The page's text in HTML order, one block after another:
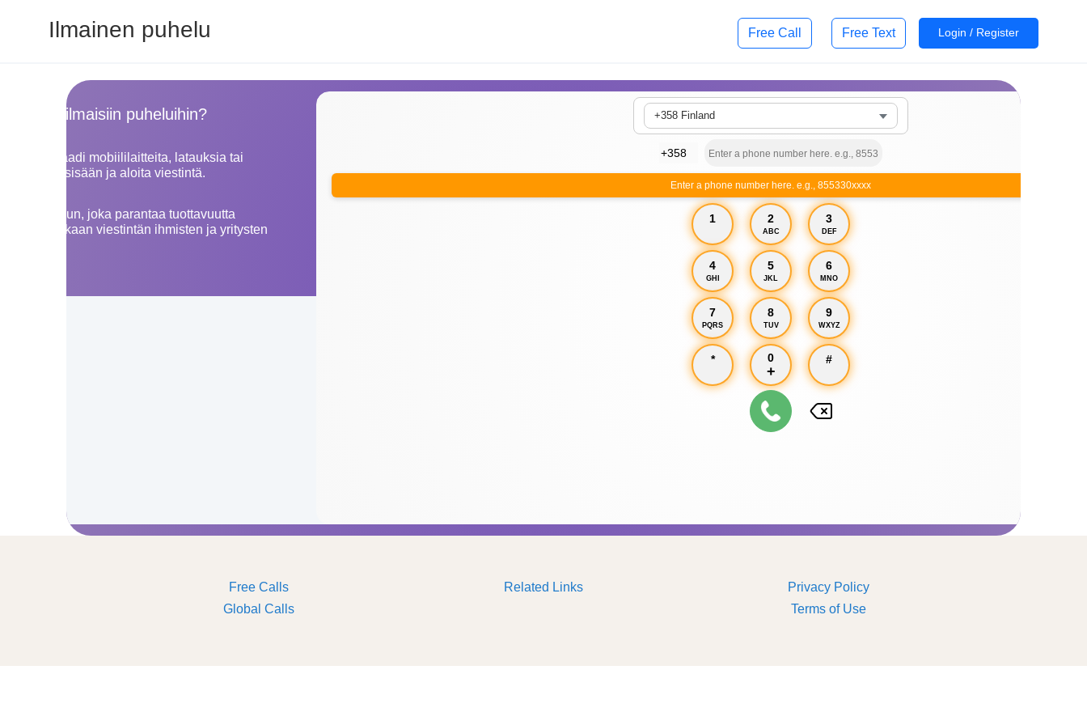
Ilmainen puhelu Free Call Free Text Login / Register
ilmaisiin puheluihin?
ei vaadi mobiililaitteita, latauksia tai
suoraan sisään ja aloita viestintä.
joka parantaa tuottavuutta
ja tehokkaan viestintän ihmisten ja yritysten
+358 Finland
Enter a phone number here. e.g., 855330xxxx
1 2
ABC
3
DEF
4
GHI
5
JKL
6
MNO
7
PQRS
8
TUV
9
WXYZ
* 0
+
#
Free Calls
Global Calls
Related Links
Privacy Policy
Terms of Use